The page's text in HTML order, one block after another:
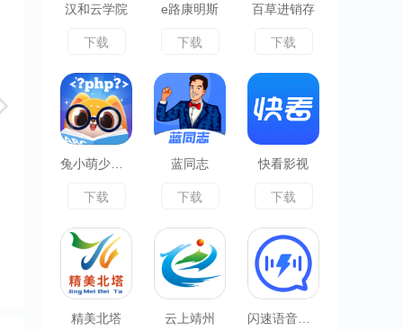
汉和云学院
下载
e路康明斯
下载
百草进销存
下载
下载
蓝同志
下载
快看影视
下载
精美北塔 云上靖州